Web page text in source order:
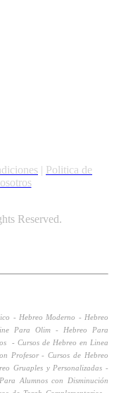
| Politica de
Reserved.
- Hebreo Moderno - Hebreo
Para Olim - Hebreo Para
- Cursos de Hebreo en Linea
Profesor - Cursos de Hebreo
Gruaples y Personalizadas -
Alumnos con Disminución